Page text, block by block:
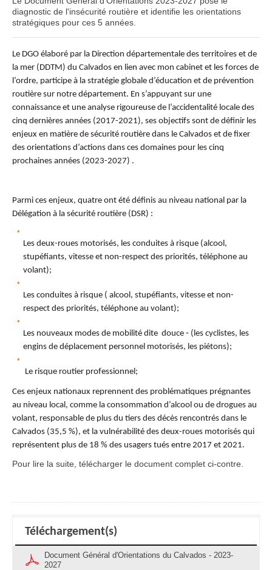
diagnostic de l'insécurité routière et identifie les orientations
stratégiques pour ces 5 années.
Le DGO élaboré par la Direction départementale des territoires et de
la mer (DDTM) du Calvados en lien avec mon cabinet et les forces de
l’ordre, participe à la stratégie globale d’éducation et de prévention
routière sur notre département. En s’appuyant sur une
connaissance et une analyse rigoureuse de l’accidentalité locale des
cinq dernières années (2017-2021), ses objectifs sont de définir les
enjeux en matière de sécurité routière dans le Calvados et de fixer
des orientations d’actions dans ces domaines pour les cinq
prochaines années (2023-2027) .
Parmi ces enjeux, quatre ont été définis au niveau national par la
Délégation à la sécurité routière (DSR) :
Les deux-roues motorisés, les conduites à risque (alcool,
stupéfiants, vitesse et non-respect des priorités, téléphone au
volant);
Les conduites à risque ( alcool, stupéfiants, vitesse et non-
respect des priorités, téléphone au volant);
Les nouveaux modes de mobilité dite ­ douce ‑ (les cyclistes, les
engins de déplacement personnel motorisés, les piétons);
Le risque routier professionnel;
Ces enjeux nationaux reprennent des problématiques prégnantes
au niveau local, comme la consommation d’alcool ou de drogues au
volant, responsable de plus du tiers des décès rencontrés dans le
Calvados (35,5 %), et la vulnérabilité des deux-roues motorisés qui
représentent plus de 18 % des usagers tués entre 2017 et 2021.
Pour lire la suite, télécharger le document complet ci-contre.
Téléchargement(s)
Document Général d'Orientations du Calvados - 2023-
2027